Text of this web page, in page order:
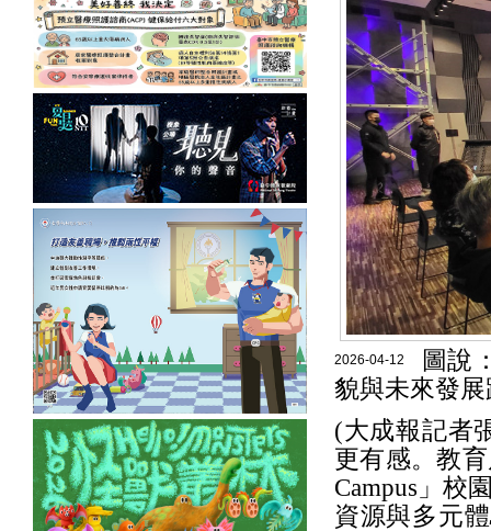
2026-04-12
圖說
貌與未來發
(大成報記者
更有感。教
Campus」校
資源與多元